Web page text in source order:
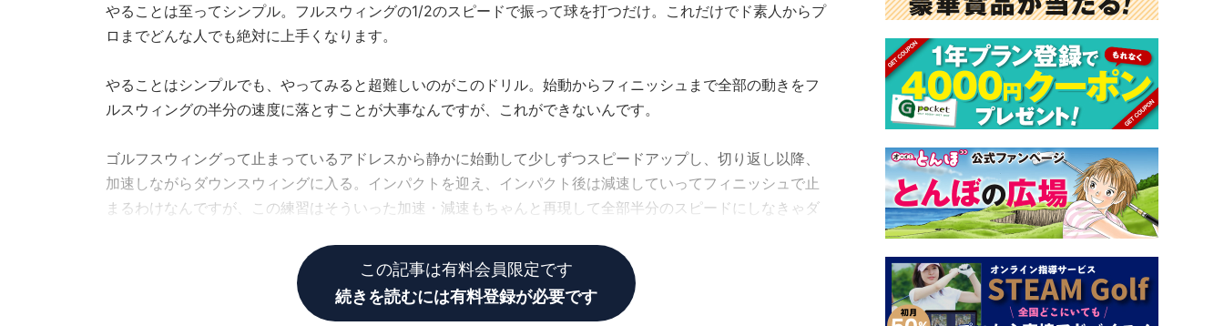
やることは至ってシンプル。フルスウィングの1/2のスピードで振って球を打つだけ。これだけでド素人からプ
ロまでどんな人でも絶対に上手くなります。
やることはシンプルでも、やってみると超難しいのがこのドリル。始動からフィニッシュまで全部の動きをフ
ルスウィングの半分の速度に落とすことが大事なんですが、これができないんです。
ゴルフスウィングって止まっているアドレスから静かに始動して少しずつスピードアップし、切り返し以降、
加速しながらダウンスウィングに入る。インパクトを迎え、インパクト後は減速していってフィニッシュで止
まるわけなんですが、この練習はそういった加速・減速もちゃんと再現して全部半分のスピードにしなきゃダ
この記事は有料会員限定です
続きを読むには有料登録が必要です